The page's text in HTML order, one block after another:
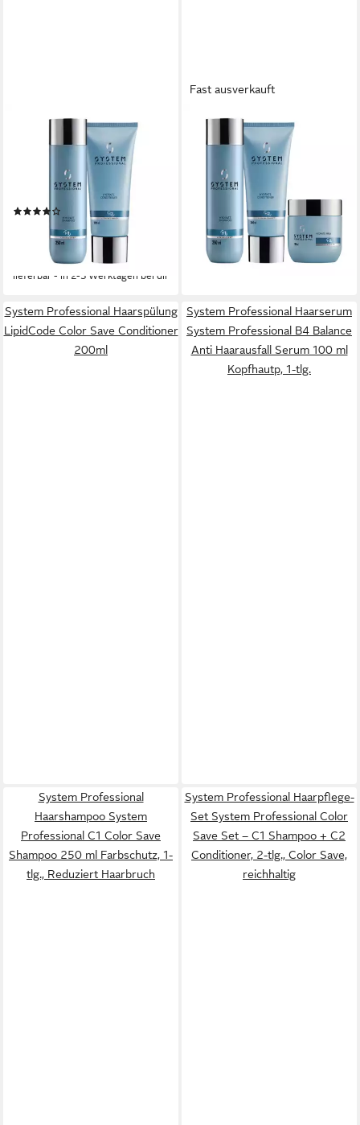
SYSTEM PROFESSIONAL
Haarpflege-Set System
Professional Hydrate Set H1
Shampoo + H2 Conditioner,
2-tlg., reichhaltig
59,90 €
70,90 €
(13,31 €/ 100 ml)
lieferbar - in 2-3 Werktagen bei dir
Fast ausverkauft
SYSTEM PROFESSIONAL
Haarpflege-Set System
Professional Hydrate Set
Shampoo + Conditioner +
Maske, 3-tlg., reichhaltig
UVP124,90 €
(13,37 €/ 100 ml)
-30%
lieferbar - in 2-3 Werktagen bei dir
System Professional Haarspülung
LipidCode Color Save Conditioner
200ml
System Professional Haarserum
System Professional B4 Balance
Anti Haarausfall Serum 100 ml
Kopfhautp, 1-tlg.
System Professional
Haarshampoo System
Professional C1 Color Save
Shampoo 250 ml Farbschutz, 1-
tlg., Reduziert Haarbruch
System Professional Haarpflege-
Set System Professional Color
Save Set – C1 Shampoo + C2
Conditioner, 2-tlg., Color Save,
reichhaltig